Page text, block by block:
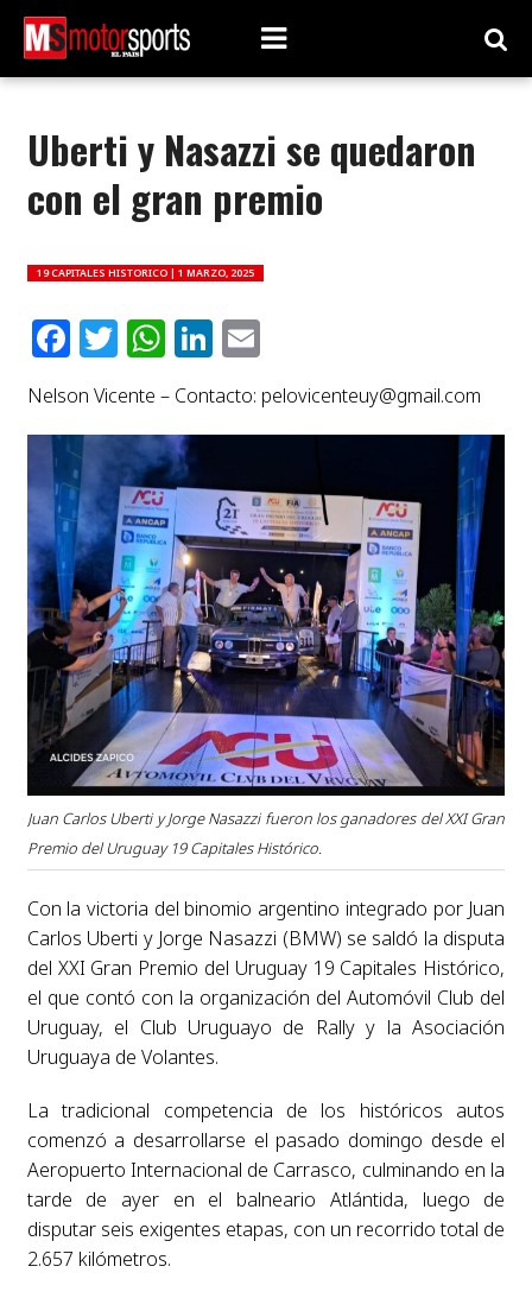
Uberti y Nasazzi se quedaron
con el gran premio
19 CAPITALES HISTORICO | 1 MARZO, 2025
Facebook
Twitter
WhatsApp
LinkedIn
Email
Nelson Vicente – Contacto: pelovicenteuy@gmail.com
Juan Carlos Uberti y Jorge Nasazzi fueron los ganadores del XXI Gran
Premio del Uruguay 19 Capitales Histórico.
Con la victoria del binomio argentino integrado por Juan
Carlos Uberti y Jorge Nasazzi (BMW) se saldó la disputa
del XXI Gran Premio del Uruguay 19 Capitales Histórico,
el que contó con la organización del Automóvil Club del
Uruguay, el Club Uruguayo de Rally y la Asociación
Uruguaya de Volantes.
La tradicional competencia de los históricos autos
comenzó a desarrollarse el pasado domingo desde el
Aeropuerto Internacional de Carrasco, culminando en la
tarde de ayer en el balneario Atlántida, luego de
disputar seis exigentes etapas, con un recorrido total de
2.657 kilómetros.